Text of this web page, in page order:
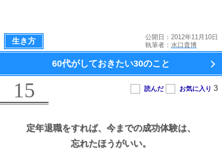
生き方
公開日：2012年11月10日
執筆者： 水口貴博
60代がしておきたい30のこと
15
定年退職をすれば、 今までの成功体験は、
忘れたほうがいい。